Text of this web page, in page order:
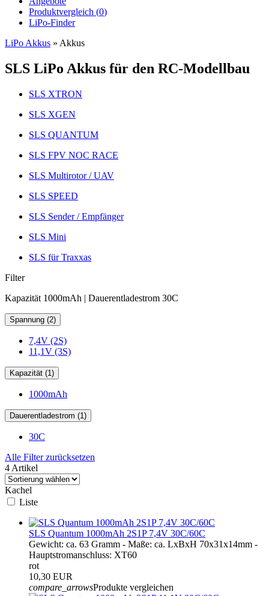
Produktvergleich (0)
LiPo-Finder
LiPo Akkus » Akkus
SLS LiPo Akkus für den RC-Modellbau
SLS XTRON
SLS XGEN
SLS QUANTUM
SLS FPV NOC RACE
SLS Multirotor / UAV
SLS SPEED
SLS Sender / Empfänger
SLS Mini
SLS für Traxxas
Filter
Kapazität 1000mAh | Dauerentladestrom 30C
Spannung (2)
7,4V (2S)
11,1V (3S)
Kapazität (1)
1000mAh
Dauerentladestrom (1)
30C
Alle Filter zurücksetzen
4 Artikel
Kachel
Liste
SLS Quantum 1000mAh 2S1P 7,4V 30C/60C
Gewicht: ca. 63 Gramm - Maße: ca. LxBxH 70x31x14mm -
Hauptstromanschluss: XT60
rot
10,30 EUR
compare_arrowsProdukte vergleichen